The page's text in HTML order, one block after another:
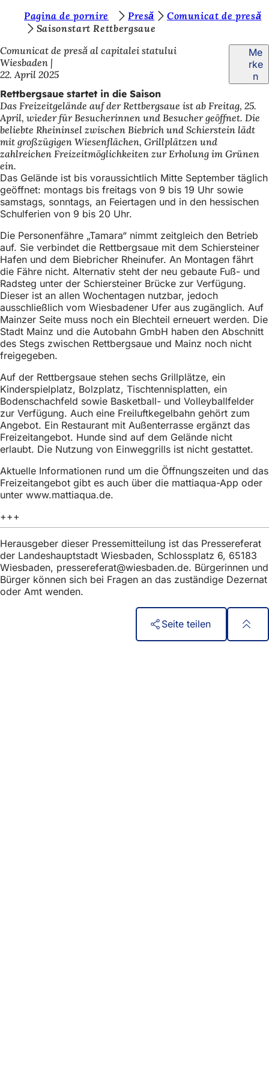
Inhalt anspringen
e
b
e
f
i
n
d
e
n
s
i
c
h
h
i
e
r
:
Pagina de pornire Presă
Comunicat de presă
Saisonstart Rettbergsaue
Comunicat de presă al capitalei statului
Wiesbaden
22. April 2025
Me
rke
n
Rettbergsaue startet in die Saison
Das Freizeitgelände auf der Rettbergsaue ist ab Freitag, 25.
April, wieder für Besucherinnen und Besucher geöffnet. Die
beliebte Rheininsel zwischen Biebrich und Schierstein lädt
mit großzügigen Wiesenflächen, Grillplätzen und
zahlreichen Freizeitmöglichkeiten zur Erholung im Grünen
ein.
Das Gelände ist bis voraussichtlich Mitte September täglich
geöffnet: montags bis freitags von 9 bis 19 Uhr sowie
samstags, sonntags, an Feiertagen und in den hessischen
Schulferien von 9 bis 20 Uhr.
Die Personenfähre „Tamara“ nimmt zeitgleich den Betrieb
auf. Sie verbindet die Rettbergsaue mit dem Schiersteiner
Hafen und dem Biebricher Rheinufer. An Montagen fährt
die Fähre nicht. Alternativ steht der neu gebaute Fuß- und
Radsteg unter der Schiersteiner Brücke zur Verfügung.
Dieser ist an allen Wochentagen nutzbar, jedoch
ausschließlich vom Wiesbadener Ufer aus zugänglich. Auf
Mainzer Seite muss noch ein Blechteil erneuert werden. Die
Stadt Mainz und die Autobahn GmbH haben den Abschnitt
des Stegs zwischen Rettbergsaue und Mainz noch nicht
freigegeben.
Auf der Rettbergsaue stehen sechs Grillplätze, ein
Kinderspielplatz, Bolzplatz, Tischtennisplatten, ein
Bodenschachfeld sowie Basketball- und Volleyballfelder
zur Verfügung. Auch eine Freiluftkegelbahn gehört zum
Angebot. Ein Restaurant mit Außenterrasse ergänzt das
Freizeitangebot. Hunde sind auf dem Gelände nicht
erlaubt. Die Nutzung von Einweggrills ist nicht gestattet.
Aktuelle Informationen rund um die Öffnungszeiten und das
Freizeitangebot gibt es auch über die mattiaqua-App oder
unter www.mattiaqua.de.
+++
Herausgeber dieser Pressemitteilung ist das Pressereferat
der Landeshauptstadt Wiesbaden, Schlossplatz 6, 65183
Wiesbaden, pressereferat wiesbaden de. Bürgerinnen und
Bürger können sich bei Fragen an das zuständige Dezernat
oder Amt wenden.
Seite teilen